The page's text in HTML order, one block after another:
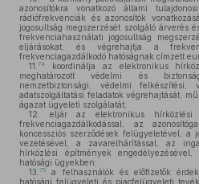
azonosítókra vonatkozó állami
rádiófrekvenciák és azonosítók
jogosultság megszerzését szolgáló árverés
frekvenciahasználati jogosultság
eljárásokat, és végrehajtja a
frekvenciagazdálkodó hatóságnak címzett
11. 74
koordinálja az elektronikus
meghatározott védelmi és
nemzetbiztonsági, védelmi felkészítési,
adatszolgáltatási feladatok végrehajtását,
ágazat ügyeleti szolgálatát;
12.
eljár az elektronikus hírközlési
frekvenciagazdálkodással, az
koncessziós szerződések felügyeletével, a
vezetésével, a zavarelhárítással, az
hírközlési építmények
hatósági ügyekben;
13. 75
a felhasználók és előfizetők
hatósági felügyeleti és piacfelügyeleti